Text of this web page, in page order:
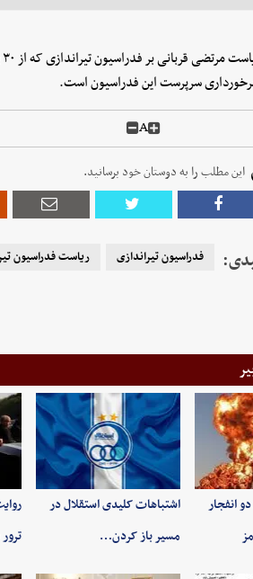
سرپرست این فدراسیون است.
A
این مطلب را به دوستان خود برسانید.
فدراسیون تیراندازی ریاست فدراسیون
انفجار
اشتباهات کلیدی استقلال در
مسیر باز کردن…